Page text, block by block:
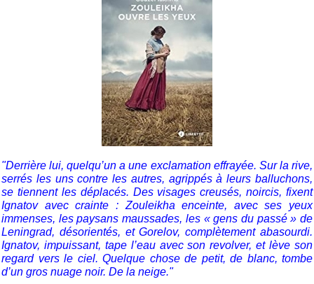
"Derrière lui, quelqu’un a une exclamation effrayée. Sur la rive,
serrés les uns contre les autres, agrippés à leurs balluchons,
se tiennent les déplacés. Des visages creusés, noircis, fixent
Ignatov avec crainte : Zouleikha enceinte, avec ses yeux
immenses, les paysans maussades, les « gens du passé » de
Leningrad, désorientés, et Gorelov, complètement abasourdi.
Ignatov, impuissant, tape l’eau avec son revolver, et lève son
regard vers le ciel. Quelque chose de petit, de blanc, tombe
d’un gros nuage noir. De la neige."